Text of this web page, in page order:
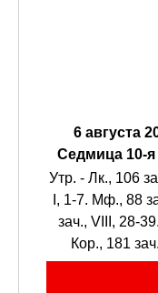
6 августа
Седмица 10-я
Утр. - Лк., 106
I, 1-7. Мф., 88
зач., VIII, 28-39.
Кор., 181